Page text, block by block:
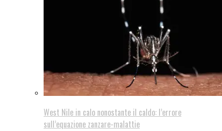
West Nile in calo nonostante il caldo: l’errore
sull’equazione zanzare-malattie